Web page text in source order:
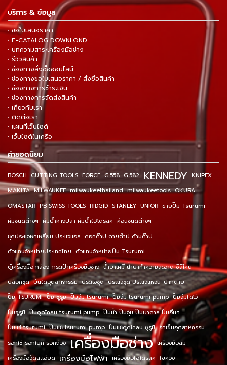
บริการ & ข้อมูล
• ขอใบเสนอราคา
• E-CATALOG DOWNLOND
• บทความสาระเครื่องมือช่าง
• รีวิวสินค้า
• ช่องทางสั่งซื้อออนไลน์
• ช่องทางขอใบเสนอราคา / สั่งซื้อสินค้า
• ช่องทางการชำระเงิน
• ช่องทางการจัดส่งสินค้า
• เกี่ยวกับเรา
• ติดต่อเรา
• แผนที่เว็บไซต์
• เว็บไซต์ในเครือ
คำยอดนิยม
BOSCH CUTTING TOOLS FORCE G.558 G.582 KENNEDY KNIPEX
MAKITA MILWAUKEE milwaukeethailand milwaukeetools OKURA
OMASTAR PB SWISS TOOLS RIDGID STANLEY UNIOR ขายปั๊ม Tsurumi
คีมชนิดต่างๆ คีมย้ำหางปลา คีมย้ำไฮโดรลิค ค้อนชนิดต่างๆ
ชุดประแจหกเหลี่ยม ประแจแอล ดอกต๊าป ดายต๊าป ด้ามต๊าป
ตัวแทนจำหน่ายประเทศไทย ตัวแทนจำหน่ายปั๊ม Tsurumi
ตู้เครื่องมือ กล่อง-กระเป๋าเครื่องมือช่าง น้ำยาเคมี น้ำยาทำความสะอาด ซิลิโคน
บล็อกชุด บันไดอุตสาหกรรม ประแจชุด ประแจชุด ประแจแหวน-ปากตาย
ปั๊ม TSURUMI ปั๊ม ซูรูมิ ปั๊มจุ่ม tsurumi ปั๊มจุ่ม tsurumi pump ปั๊มจุ่มไดโว่
ปั๊มซูรูมิ ปั๊มดูดโคลน tsurumi pump ปั๊มน้ำ ปั๊มจุ่ม ปั๊มบาดาล ปั๊มอื่นๆ
ปั๊มแช่ tsurumi ปั๊มแช่ tsurumi pump ปั๊มแช่ดูดโคลน ซูรูมิ รถเข็นอุตสาหกรรม
รอกโซ่ รอกโยก รอกถ่วง เครื่องมือช่าง เครื่องมือลม
เครื่องมือวัดละเอียด เครื่องมือไฟฟ้า เครื่องมือไฮโดรลิค ไขควง